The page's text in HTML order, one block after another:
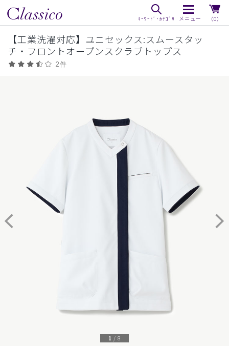
（0）
【工業洗濯対応】ユニセックス:スムースタッ
チ・フロントオープンスクラブトップス
2件
1 / 8